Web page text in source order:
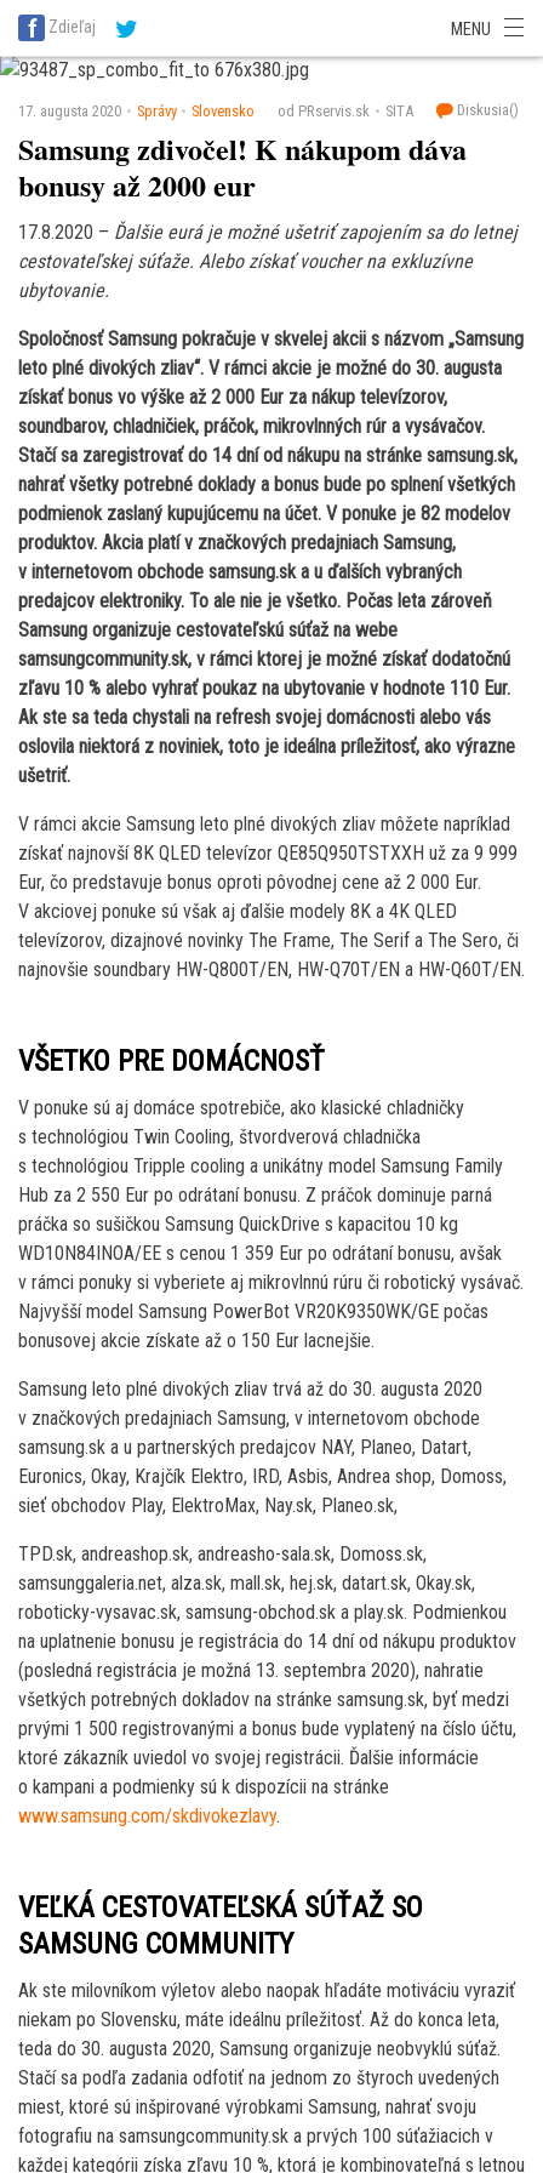
SITA Energetika
SITA Potravinárstvo
Zdieľaj MENU
17. augusta 2020 Správy Slovensko od PRservis.sk SITA Diskusia()
Samsung zdivočel! K nákupom dáva
bonusy až 2000 eur
17.8.2020 – Ďalšie eurá je možné ušetriť zapojením sa do letnej
cestovateľskej súťaže. Alebo získať voucher na exkluzívne
ubytovanie.
Spoločnosť Samsung pokračuje v skvelej akcii s názvom „Samsung
leto plné divokých zliav“. V rámci akcie je možné do 30. augusta
získať bonus vo výške až 2 000 Eur za nákup televízorov,
soundbarov, chladničiek, práčok, mikrovlnných rúr a vysávačov.
Stačí sa zaregistrovať do 14 dní od nákupu na stránke samsung.sk,
nahrať všetky potrebné doklady a bonus bude po splnení všetkých
podmienok zaslaný kupujúcemu na účet. V ponuke je 82 modelov
produktov. Akcia platí v značkových predajniach Samsung,
v internetovom obchode samsung.sk a u ďalších vybraných
predajcov elektroniky. To ale nie je všetko. Počas leta zároveň
Samsung organizuje cestovateľskú súťaž na webe
samsungcommunity.sk, v rámci ktorej je možné získať dodatočnú
zľavu 10 % alebo vyhrať poukaz na ubytovanie v hodnote 110 Eur.
Ak ste sa teda chystali na refresh svojej domácnosti alebo vás
oslovila niektorá z noviniek, toto je ideálna príležitosť, ako výrazne
ušetriť.
V rámci akcie Samsung leto plné divokých zliav môžete napríklad
získať najnovší 8K QLED televízor QE85Q950TSTXXH už za 9 999
Eur, čo predstavuje bonus oproti pôvodnej cene až 2 000 Eur.
V akciovej ponuke sú však aj ďalšie modely 8K a 4K QLED
televízorov, dizajnové novinky The Frame, The Serif a The Sero, či
najnovšie soundbary HW-Q800T/EN, HW-Q70T/EN a HW-Q60T/EN.
VŠETKO PRE DOMÁCNOSŤ
V ponuke sú aj domáce spotrebiče, ako klasické chladničky
s technológiou Twin Cooling, štvordverová chladnička
s technológiou Tripple cooling a unikátny model Samsung Family
Hub za 2 550 Eur po odrátaní bonusu. Z práčok dominuje parná
práčka so sušičkou Samsung QuickDrive s kapacitou 10 kg
WD10N84INOA/EE s cenou 1 359 Eur po odrátaní bonusu, avšak
v rámci ponuky si vyberiete aj mikrovlnnú rúru či robotický vysávač.
Najvyšší model Samsung PowerBot VR20K9350WK/GE počas
bonusovej akcie získate až o 150 Eur lacnejšie.
Samsung leto plné divokých zliav trvá až do 30. augusta 2020
v značkových predajniach Samsung, v internetovom obchode
samsung.sk a u partnerských predajcov NAY, Planeo, Datart,
Euronics, Okay, Krajčík Elektro, IRD, Asbis, Andrea shop, Domoss,
sieť obchodov Play, ElektroMax, Nay.sk, Planeo.sk,
TPD.sk, andreashop.sk, andreasho-sala.sk, Domoss.sk,
samsunggaleria.net, alza.sk, mall.sk, hej.sk, datart.sk, Okay.sk,
roboticky-vysavac.sk, samsung-obchod.sk a play.sk. Podmienkou
na uplatnenie bonusu je registrácia do 14 dní od nákupu produktov
(posledná registrácia je možná 13. septembra 2020), nahratie
všetkých potrebných dokladov na stránke samsung.sk, byť medzi
prvými 1 500 registrovanými a bonus bude vyplatený na číslo účtu,
ktoré zákazník uviedol vo svojej registrácii. Ďalšie informácie
o kampani a podmienky sú k dispozícii na stránke
www.samsung.com/skdivokezlavy.
VEĽKÁ CESTOVATEĽSKÁ SÚŤAŽ SO
SAMSUNG COMMUNITY
Ak ste milovníkom výletov alebo naopak hľadáte motiváciu vyraziť
niekam po Slovensku, máte ideálnu príležitosť. Až do konca leta,
teda do 30. augusta 2020, Samsung organizuje neobvyklú súťaž.
Stačí sa podľa zadania odfotiť na jednom zo štyroch uvedených
miest, ktoré sú inšpirované výrobkami Samsung, nahrať svoju
fotografiu na samsungcommunity.sk a prvých 100 súťažiacich v
každej kategórii získa zľavu 10 %, ktorá je kombinovateľná s letnou